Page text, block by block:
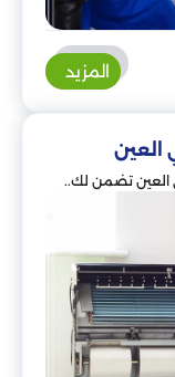
المزيد
العين
العين تضمن لك..